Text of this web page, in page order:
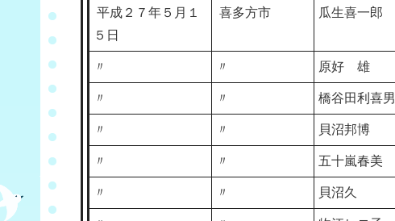
平成２７年５月１
５日
喜多方市 瓜生喜一郎
〃 〃 原好 雄
〃 〃 橋谷田利喜男
〃 〃 貝沼邦博
〃 〃 五十嵐春美
〃 〃 貝沼久